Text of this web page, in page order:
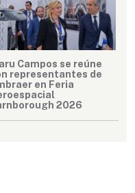
Campos se reúne
representantes de
en Feria
2026